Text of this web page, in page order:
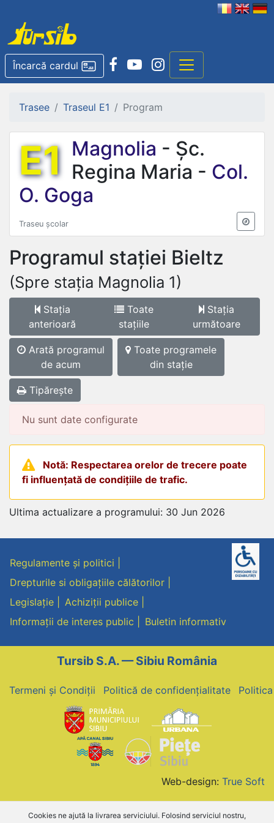
Încarcă cardul
Trasee Traseul E1 Program
E1 Magnolia - Șc.
Regina Maria - Col.
O. Goga
Traseu școlar
Programul stației Bieltz
(Spre stația Magnolia 1)
Stația
anterioară
Toate
stațiile
Stația
următoare
Arată programul
de acum
Toate programele
din stație
Tipărește
Nu sunt date configurate
Notă: Respectarea orelor de trecere poate
fi influențată de condițiile de trafic.
Ultima actualizare a programului: 30 Jun 2026
Regulamente și politici
Drepturile si obligațiile călătorilor
Legislație
Achiziții publice
Informații de interes public
Buletin informativ
Tursib S.A. — Sibiu România
Termeni și Condiții Politică de confidențialitate
Web-design: True Soft
Cookies ne ajută la livrarea serviciului. Folosind serviciul nostru,